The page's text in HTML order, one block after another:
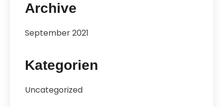
Archive
September 2021
Kategorien
Uncategorized